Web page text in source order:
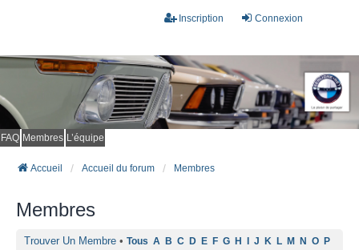
Connexion
Inscription
FAQ Membres L’équipe
Accueil Accueil du forum Membres
Membres
Trouver Un Membre • Tous A B C D E F G H I J K L M N O P